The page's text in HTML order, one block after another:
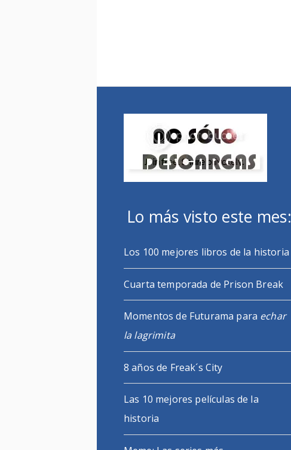
Lo más visto este mes:
Los 100 mejores libros de la historia
Cuarta temporada de Prison Break
Momentos de Futurama para echar
la lagrimita
8 años de Freak´s City
Las 10 mejores películas de la
historia